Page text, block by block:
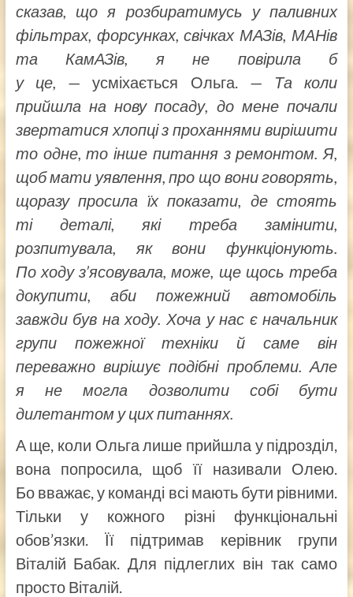
сказав, що я розбиратимусь у паливних
фільтрах, форсунках, свічках МАЗів, МАНів
та КамАЗів, я не повірила б
у це, — усміхається Ольга. — Та коли
прийшла на нову посаду, до мене почали
звертатися хлопці з проханнями вирішити
то одне, то інше питання з ремонтом. Я,
щоб мати уявлення, про що вони говорять,
щоразу просила їх показати, де стоять
ті деталі, які треба замінити,
розпитувала, як вони функціонують.
По ходу з’ясовувала, може, ще щось треба
докупити, аби пожежний автомобіль
завжди був на ходу. Хоча у нас є начальник
групи пожежної техніки й саме він
переважно вирішує подібні проблеми. Але
я не могла дозволити собі бути
дилетантом у цих питаннях.
А ще, коли Ольга лише прийшла у підрозділ,
вона попросила, щоб її називали Олею.
Бо вважає, у команді всі мають бути рівними.
Тільки у кожного різні функціональні
обов’язки. Її підтримав керівник групи
Віталій Бабак. Для підлеглих він так само
просто Віталій.